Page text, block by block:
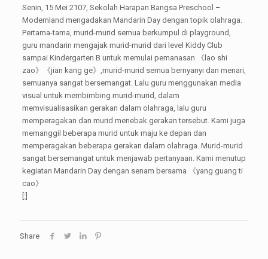
Senin, 15 Mei 2107, Sekolah Harapan Bangsa Preschool –
Modernland mengadakan Mandarin Day dengan topik olahraga.
Pertama-tama, murid-murid semua berkumpul di playground,
guru mandarin mengajak murid-murid dari level Kiddy Club
sampai Kindergarten B untuk memulai pemanasan 《lao shi
zao》《jian kang ge》,murid-murid semua bernyanyi dan menari,
semuanya sangat bersemangat. Lalu guru menggunakan media
visual untuk membimbing murid-murid, dalam
memvisualisasikan gerakan dalam olahraga, lalu guru
memperagakan dan murid menebak gerakan tersebut. Kami juga
memanggil beberapa murid untuk maju ke depan dan
memperagakan beberapa gerakan dalam olahraga. Murid-murid
sangat bersemangat untuk menjawab pertanyaan. Kami menutup
kegiatan Mandarin Day dengan senam bersama 《yang guang ti
cao》
[:]
Share